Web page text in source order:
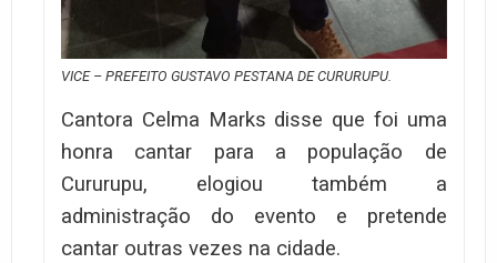
VICE – PREFEITO GUSTAVO PESTANA DE CURURUPU.
Cantora Celma Marks disse que foi uma
honra cantar para a população de
Cururupu, elogiou também a
administração do evento e pretende
cantar outras vezes na cidade.